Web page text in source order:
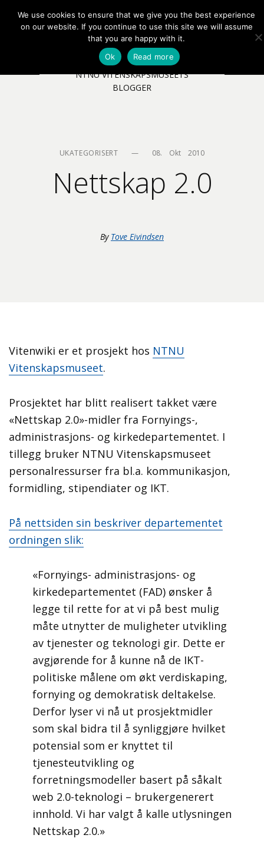
MENY EN NB
NTNU VITENSKAPSMUSEETS
BLOGGER
UKATEGORISERT — 08.    Okt    2010
Nettskap 2.0
By Tove Eivindsen
Vitenwiki er et prosjekt hos NTNU
Vitenskapsmuseet.
Prosjektet har blitt realisert takket være
«Nettskap 2.0»-midler fra Fornyings-,
administrasjons- og kirkedepartementet. I
tillegg bruker NTNU Vitenskapsmuseet
personalressurser fra bl.a. kommunikasjon,
formidling, stipendiater og IKT.
På nettsiden sin beskriver departementet
ordningen slik:
«Fornyings- administrasjons- og
kirkedepartementet (FAD) ønsker å
legge til rette for at vi på best mulig
måte utnytter de muligheter utvikling
av tjenester og teknologi gir. Dette er
avgjørende for å kunne nå de IKT-
politiske målene om økt verdiskaping,
fornying og demokratisk deltakelse.
Derfor lyser vi nå ut prosjektmidler
som skal bidra til å synliggjøre hvilket
potensial som er knyttet til
tjenesteutvikling og
forretningsmodeller basert på såkalt
web 2.0-teknologi – brukergenerert
innhold. Vi har valgt å kalle utlysningen
Nettskap 2.0.»
We use cookies to ensure that we give you the best experience
on our website. If you continue to use this site we will assume
that you are happy with it.
Ok
Read more